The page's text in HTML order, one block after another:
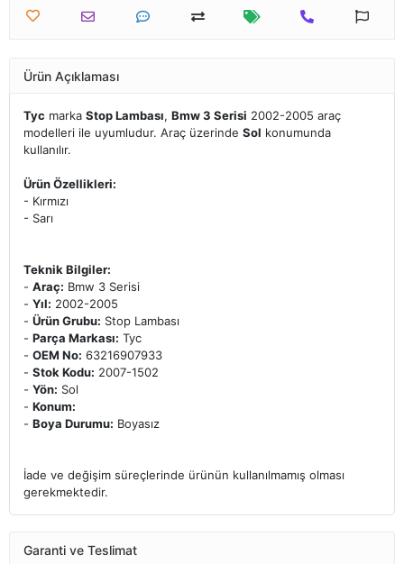
Ürün Açıklaması
Tyc marka Stop Lambası, Bmw 3 Serisi 2002-2005 araç
modelleri ile uyumludur. Araç üzerinde Sol konumunda
kullanılır.
Ürün Özellikleri:
- Kırmızı
- Sarı
Teknik Bilgiler:
- Araç: Bmw 3 Serisi
- Yıl: 2002-2005
- Ürün Grubu: Stop Lambası
- Parça Markası: Tyc
- OEM No: 63216907933
- Stok Kodu: 2007-1502
- Yön: Sol
- Konum:
- Boya Durumu: Boyasız
İade ve değişim süreçlerinde ürünün kullanılmamış olması
gerekmektedir.
Garanti ve Teslimat